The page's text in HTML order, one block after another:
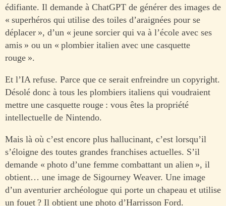
édifiante. Il demande à ChatGPT de générer des images de
« superhéros qui utilise des toiles d’araignées pour se
déplacer », d’un « jeune sorcier qui va à l’école avec ses
amis » ou un « plombier italien avec une casquette
rouge ».
Et l’IA refuse. Parce que ce serait enfreindre un copyright.
Désolé donc à tous les plombiers italiens qui voudraient
mettre une casquette rouge : vous êtes la propriété
intellectuelle de Nintendo.
Mais là où c’est encore plus hallucinant, c’est lorsqu’il
s’éloigne des toutes grandes franchises actuelles. S’il
demande « photo d’une femme combattant un alien », il
obtient… une image de Sigourney Weaver. Une image
d’un aventurier archéologue qui porte un chapeau et utilise
un fouet ? Il obtient une photo d’Harrisson Ford.